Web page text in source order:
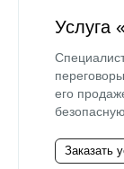
Услуга
его
Заказать